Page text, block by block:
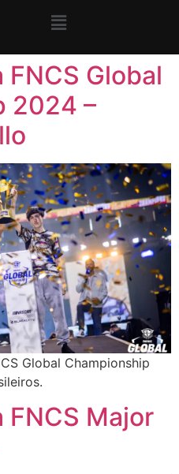
Global
2024 –
Global Championship
FNCS Major